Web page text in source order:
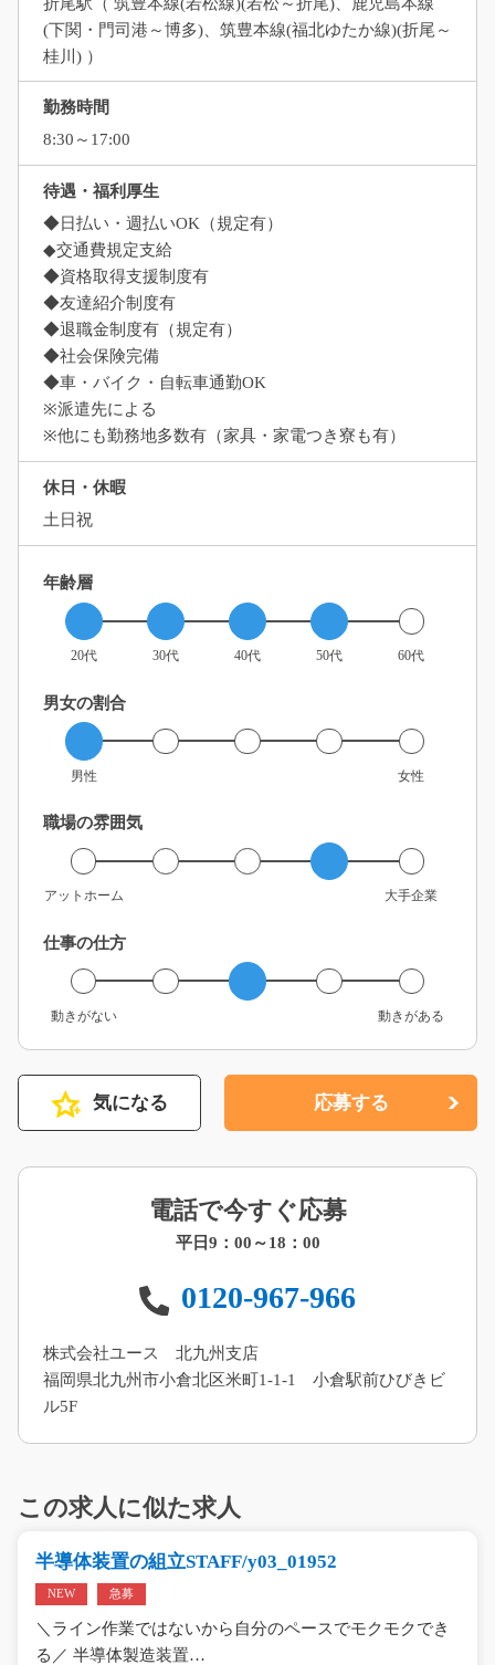
(下関・門司港～博多)、筑豊本線(福北ゆたか線)(折尾～
桂川) ）
勤務時間
8:30～17:00
待遇・福利厚生
◆日払い・週払いOK（規定有）
◆交通費規定支給
◆資格取得支援制度有
◆友達紹介制度有
◆退職金制度有（規定有）
◆社会保険完備
◆車・バイク・自転車通勤OK
※派遣先による
※他にも勤務地多数有（家具・家電つき寮も有）
休日・休暇
土日祝
年齢層
20代 30代 40代 50代 60代
男女の割合
男性 女性
職場の雰囲気
アットホーム 大手企業
仕事の仕方
動きがない 動きがある
気になる 応募する
電話で今すぐ応募
平日9：00～18：00
0120-967-966
株式会社ユース 北九州支店
福岡県北九州市小倉北区米町1-1-1 小倉駅前ひびきビ
ル5F
この求人に似た求人
半導体装置の組立STAFF/y03_01952
NEW 急募
＼ライン作業ではないから自分のペースでモクモクでき
る／ 半導体製造装置…